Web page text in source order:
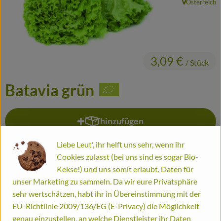
Frisches
Haltbares
Putz- und Waschmittel
Biomitter
Liefergebiete
Service
Batavia grün
3,09 € / Stück
, Herkunft:
Österreich
hinzufügen
Produkt zum Warenkorb
#1510 3,09 € / Stück 4.9% MwSt Handelsklasse II
Info Herkunft
Info
Liebe Leut', ihr helft uns sehr, wenn ihr
Cookies zulasst (bei uns sind es sogar Bio-
Kekse!) und uns somit erlaubt, Daten für
unser Marketing zu sammeln. Da wir eure Privatsphäre
sehr wertschätzen, habt ihr in Übereinstimmung mit der
EU-Richtlinie 2009/136/EG (E-Privacy) die Möglichkeit
genau einzustellen, an welche Dienstleister ihr Daten